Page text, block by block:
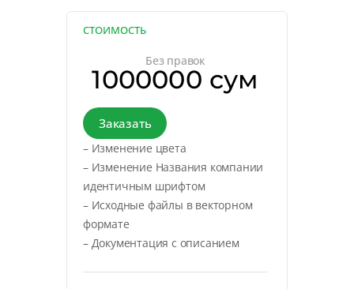
СТОИМОСТЬ
Без правок
1000000 сум
Заказать
– Изменение цвета
– Изменение Названия компании
идентичным шрифтом
– Исходные файлы в векторном
формате
– Документация с описанием